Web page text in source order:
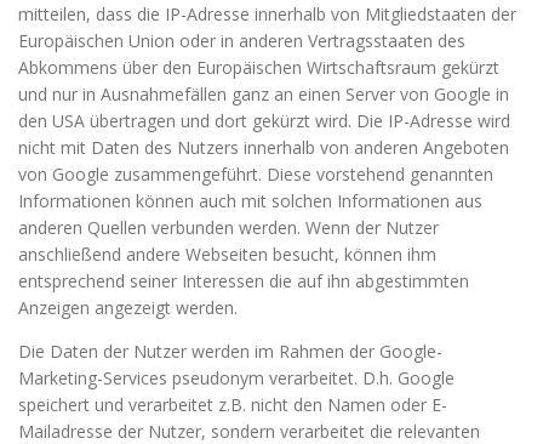
mitteilen, dass die IP-Adresse innerhalb von Mitgliedstaaten der
Europäischen Union oder in anderen Vertragsstaaten des
Abkommens über den Europäischen Wirtschaftsraum gekürzt
und nur in Ausnahmefällen ganz an einen Server von Google in
den USA übertragen und dort gekürzt wird. Die IP-Adresse wird
nicht mit Daten des Nutzers innerhalb von anderen Angeboten
von Google zusammengeführt. Diese vorstehend genannten
Informationen können auch mit solchen Informationen aus
anderen Quellen verbunden werden. Wenn der Nutzer
anschließend andere Webseiten besucht, können ihm
entsprechend seiner Interessen die auf ihn abgestimmten
Anzeigen angezeigt werden.
Die Daten der Nutzer werden im Rahmen der Google-
Marketing-Services pseudonym verarbeitet. D.h. Google
speichert und verarbeitet z.B. nicht den Namen oder E-
Mailadresse der Nutzer, sondern verarbeitet die relevanten